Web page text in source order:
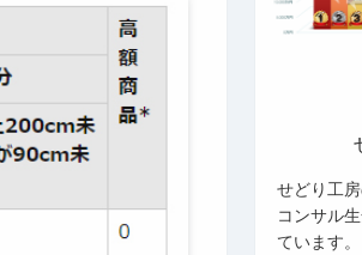
せどり工
コンサル
ています。